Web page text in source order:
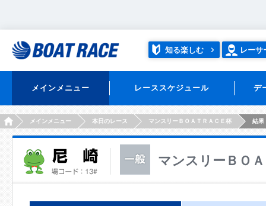
知る楽しむ レーサ
メインメニュー レーススケジュール デ
HOMEメインメニュー 本日のレース マンスリーＢＯＡＴＲＡＣＥ杯 結果
マンスリーＢＯ